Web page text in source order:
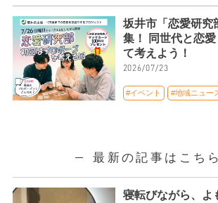
坂井市「恋愛研究
集！ 同世代と恋
て考えよう！
2026/07/23
#イベント #地域ニュー
最新の記事はこちら
寝転びながら、よ